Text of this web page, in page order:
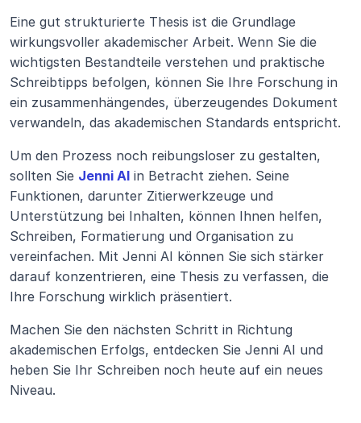
Eine gut strukturierte Thesis ist die Grundlage
wirkungsvoller akademischer Arbeit. Wenn Sie die
wichtigsten Bestandteile verstehen und praktische
Schreibtipps befolgen, können Sie Ihre Forschung in
ein zusammenhängendes, überzeugendes Dokument
verwandeln, das akademischen Standards entspricht.
Um den Prozess noch reibungsloser zu gestalten,
sollten Sie Jenni AI in Betracht ziehen. Seine
Funktionen, darunter Zitierwerkzeuge und
Unterstützung bei Inhalten, können Ihnen helfen,
Schreiben, Formatierung und Organisation zu
vereinfachen. Mit Jenni AI können Sie sich stärker
darauf konzentrieren, eine Thesis zu verfassen, die
Ihre Forschung wirklich präsentiert.
Machen Sie den nächsten Schritt in Richtung
akademischen Erfolgs, entdecken Sie Jenni AI und
heben Sie Ihr Schreiben noch heute auf ein neues
Niveau.